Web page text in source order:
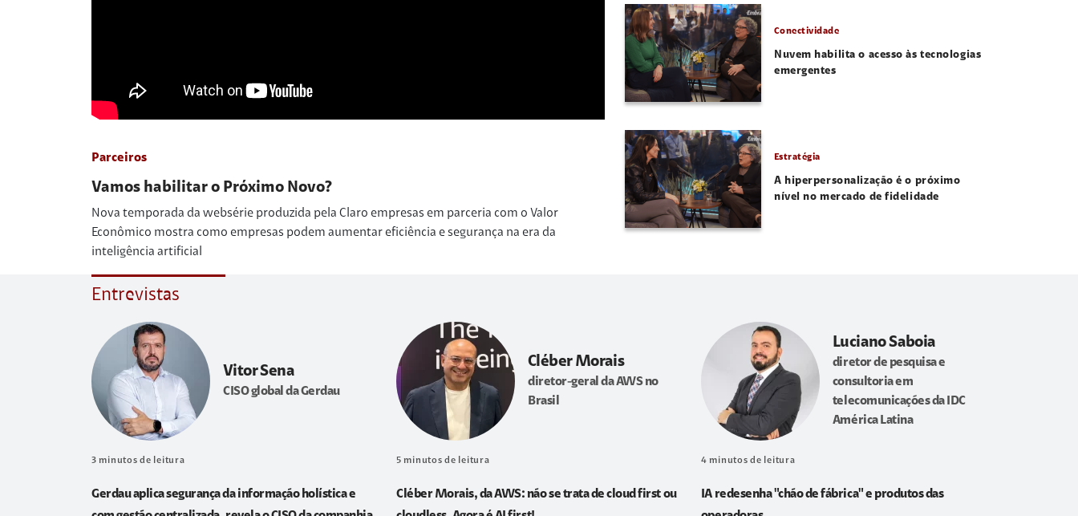
Parceiros
Vamos habilitar o Próximo Novo?
Nova temporada da websérie produzida pela Claro empresas em parceria com o Valor
Econômico mostra como empresas podem aumentar eficiência e segurança na era da
inteligência artificial
Conectividade
Nuvem habilita o acesso às tecnologias
emergentes
Estratégia
A hiperpersonalização é o próximo
nível no mercado de fidelidade
Entrevistas
Vitor Sena
CISO global da Gerdau
3 minutos de leitura
Gerdau aplica segurança da informação holística e
Cléber Morais
diretor-geral da AWS no
Brasil
5 minutos de leitura
Cléber Morais, da AWS: não se trata de cloud first ou
Luciano Saboia
diretor de pesquisa e
consultoria em
telecomunicações da IDC
América Latina
4 minutos de leitura
IA redesenha "chão de fábrica" e produtos das